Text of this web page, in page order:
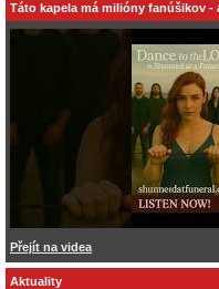
Táto kapela má milióny fanúšikov -
Přejít na videa
Aktuality